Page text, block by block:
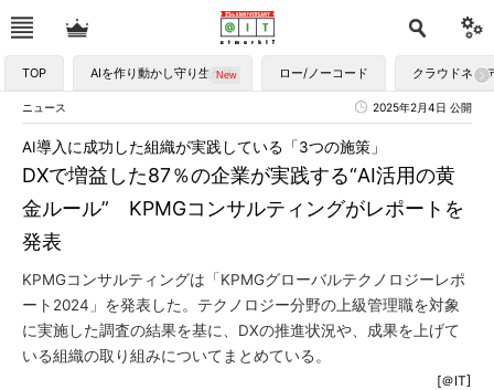
TOP AIを作り動かし守り生かす ロー/ノーコード クラウドネイ
ニュース 2025年2月4日 公開
DXで増益した87％の企業が実践する“AI活用の黄
金ルール” KPMGコンサルティングがレポートを
発表
AI導入に成功した組織が実践している「3つの施策」
KPMGコンサルティングは「KPMGグローバルテクノロジーレポ
ート2024」を発表した。テクノロジー分野の上級管理職を対象
に実施した調査の結果を基に、DXの推進状況や、成果を上げて
いる組織の取り組みについてまとめている。
[＠IT]